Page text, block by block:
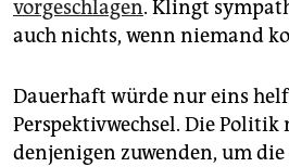
vorgeschlagen. Klingt
auch nichts, wenn niemand
Dauerhaft würde nur eins
Perspektivwechsel. Die Politik
denjenigen zuwenden, um die